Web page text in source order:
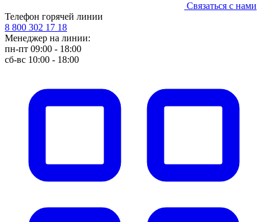
Связаться с нами
Телефон горячей линии
8 800 302 17 18
Менеджер на линии:
пн-пт 09:00 - 18:00
сб-вс 10:00 - 18:00